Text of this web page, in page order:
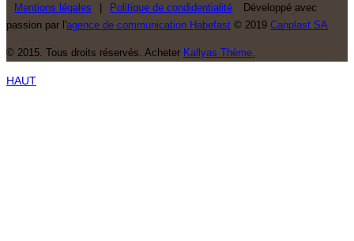
Mentions légales Politique de condidentialité
Développé avec
passion par l'agence de communication Habefast © 2019 Canplast SA
© 2015. Tous droits réservés. Acheter Kallyas Thème.
HAUT